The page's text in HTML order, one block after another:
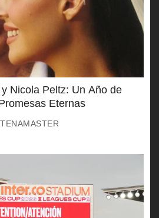
Nicola Peltz: Un Año de
Eternas